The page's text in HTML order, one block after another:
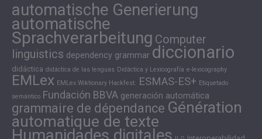
automatische Generierung
automatische
Sprachverarbeitung Computer
linguistics dependency grammar diccionario
didáctica didáctica de las lenguas Didáctica y Lexicografía e-lexicography
EMLex EMLex Wiktionary Hackfest. ESMAS-ES+ Etiquetado
semántico Fundación BBVA generación automática
grammaire de dépendance Génération
automatique de texte